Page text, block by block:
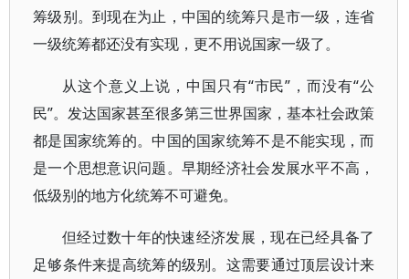
筹级别。到现在为止，中国的统筹只是市一级，连省
一级统筹都还没有实现，更不用说国家一级了。
从这个意义上说，中国只有“市民”，而没有“公
民”。发达国家甚至很多第三世界国家，基本社会政策
都是国家统筹的。中国的国家统筹不是不能实现，而
是一个思想意识问题。早期经济社会发展水平不高，
低级别的地方化统筹不可避免。
但经过数十年的快速经济发展，现在已经具备了
足够条件来提高统筹的级别。这需要通过顶层设计来